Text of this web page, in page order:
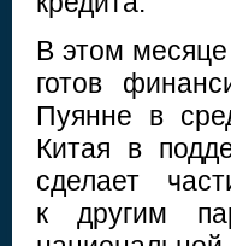
В этом
готов
Пуянне в
Китая в
сделает
к другим